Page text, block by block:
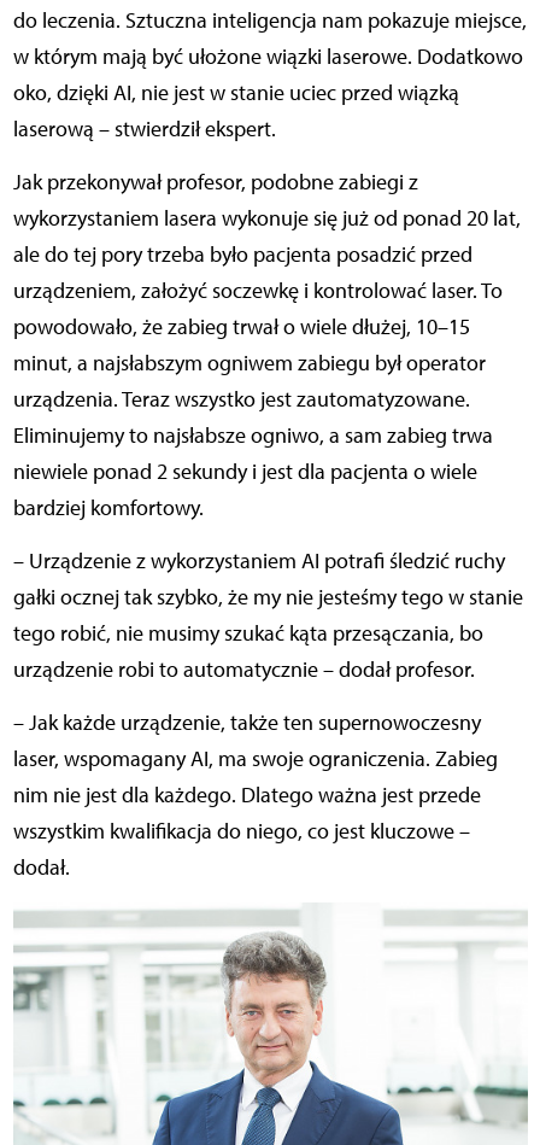
do leczenia. Sztuczna inteligencja nam pokazuje miejsce,
w którym mają być ułożone wiązki laserowe. Dodatkowo
oko, dzięki AI, nie jest w stanie uciec przed wiązką
laserową – stwierdził ekspert.
Jak przekonywał profesor, podobne zabiegi z
wykorzystaniem lasera wykonuje się już od ponad 20 lat,
ale do tej pory trzeba było pacjenta posadzić przed
urządzeniem, założyć soczewkę i kontrolować laser. To
powodowało, że zabieg trwał o wiele dłużej, 10–15
minut, a najsłabszym ogniwem zabiegu był operator
urządzenia. Teraz wszystko jest zautomatyzowane.
Eliminujemy to najsłabsze ogniwo, a sam zabieg trwa
niewiele ponad 2 sekundy i jest dla pacjenta o wiele
bardziej komfortowy.
– Urządzenie z wykorzystaniem AI potrafi śledzić ruchy
gałki ocznej tak szybko, że my nie jesteśmy tego w stanie
tego robić, nie musimy szukać kąta przesączania, bo
urządzenie robi to automatycznie – dodał profesor.
– Jak każde urządzenie, także ten supernowoczesny
laser, wspomagany AI, ma swoje ograniczenia. Zabieg
nim nie jest dla każdego. Dlatego ważna jest przede
wszystkim kwalifikacja do niego, co jest kluczowe –
dodał.